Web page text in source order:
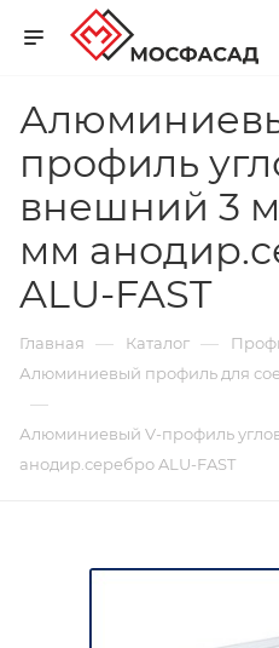
профиль
внешний 3
мм
ALU-FAST
Главная — Каталог —
Алюминиевый профиль для
—
Алюминиевый V-профиль
анодир.серебро ALU-FAST